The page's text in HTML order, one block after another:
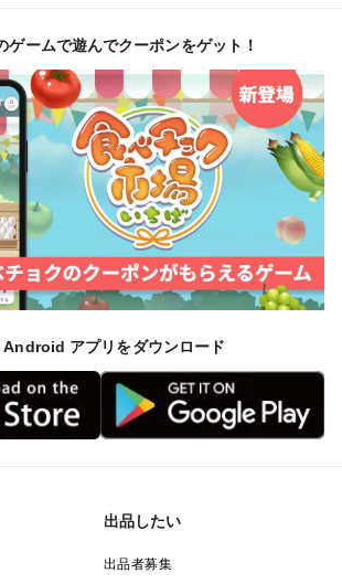
ゲームで遊んでクーポンをゲット！
Android アプリをダウンロード
出品したい
出品者募集